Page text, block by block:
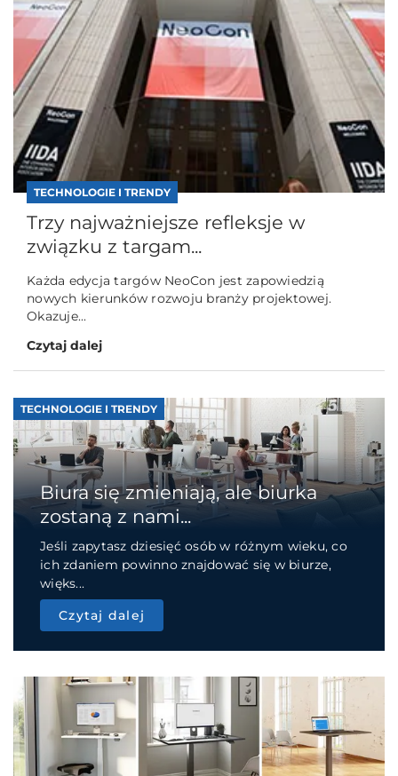
TECHNOLOGIE I TRENDY
Trzy najważniejsze refleksje w
związku z targam...
Każda edycja targów NeoCon jest zapowiedzią
nowych kierunków rozwoju branży projektowej.
Okazuje...
Czytaj dalej
TECHNOLOGIE I TRENDY
Biura się zmieniają, ale biurka
zostaną z nami...
Jeśli zapytasz dziesięć osób w różnym wieku, co
ich zdaniem powinno znajdować się w biurze,
więks...
Czytaj dalej